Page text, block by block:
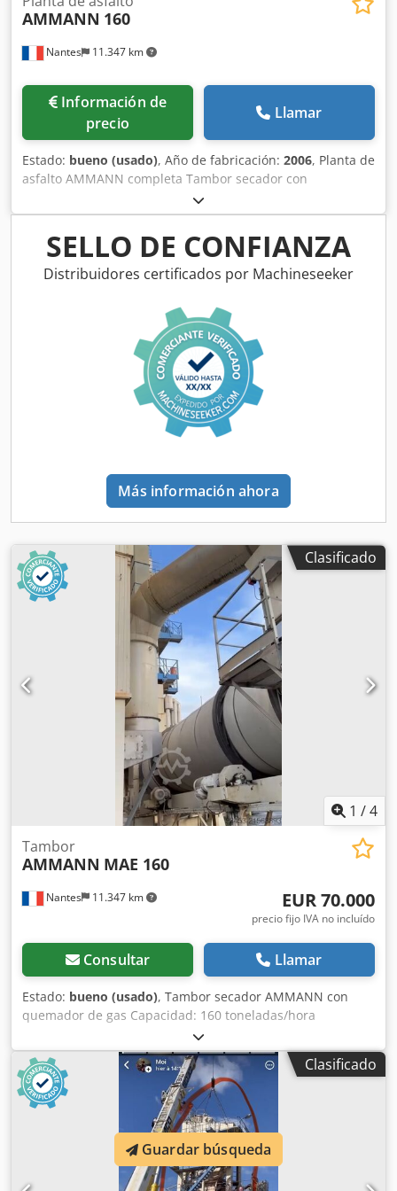
Nantes 11.347 km
AMMANN 160
Información de
precio
Llamar
Estado: bueno (usado), Año de fabricación: 2006, Planta de
asfalto AMMANN completa Tambor secador con
quemador: 2006 Filtro: 2014 Automatización ERMIIS: 2013
Djdpfx Aexqpvtjm Rowa Capacidad: 160 toneladas/hora
Máquina actualmente en proceso de desmontaje
SELLO DE CONFIANZA
Distribuidores certificados por Machineseeker
Más información ahora
Clasificado
1 /4
Nantes 11.347 km
Tambor
AMMANN MAE 160
EUR 70.000
precio fijo IVA no incluído
Consultar Llamar
Estado: bueno (usado), Tambor secador AMMANN con
quemador de gas Capacidad: 160 toneladas/hora
Dedpfxoywctzo Am Rowa Año: 2006
Clasificado
Guardar búsqueda